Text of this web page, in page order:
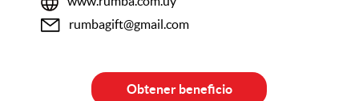
rumbagift@gmail.com
Obtener beneficio